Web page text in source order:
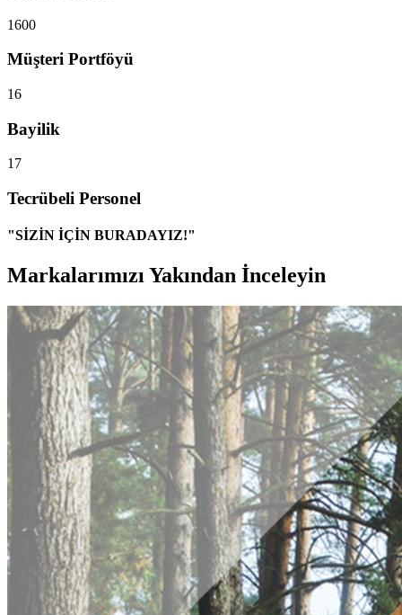
1600
Müşteri Portföyü
16
Bayilik
17
Tecrübeli Personel
"SİZİN İÇİN BURADAYIZ!"
Markalarımızı Yakından İnceleyin